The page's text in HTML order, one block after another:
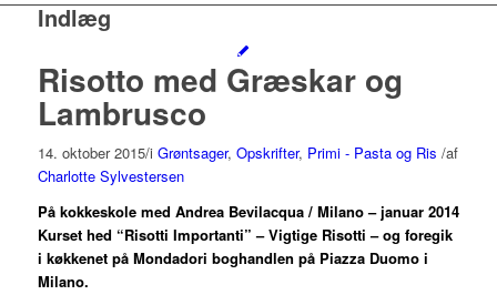
Indlæg
Risotto med Græskar og
Lambrusco
14. oktober 2015/i Grøntsager, Opskrifter, Primi - Pasta og Ris /af
Charlotte Sylvestersen
På kokkeskole med Andrea Bevilacqua / Milano – januar 2014
Kurset hed “Risotti Importanti” – Vigtige Risotti – og foregik
i køkkenet på Mondadori boghandlen på Piazza Duomo i
Milano.